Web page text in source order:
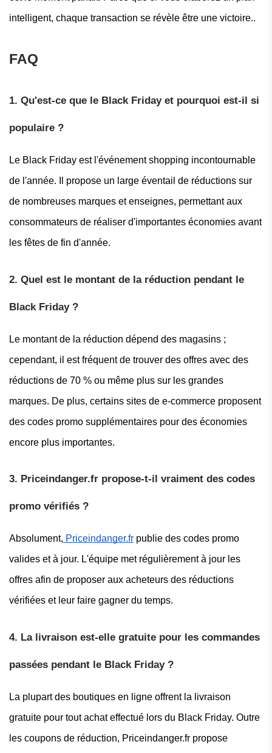
intelligent, chaque transaction se révèle être une victoire..
FAQ
1. Qu'est-ce que le Black Friday et pourquoi est-il si
populaire ?
Le Black Friday est l'événement shopping incontournable
de l'année. Il propose un large éventail de réductions sur
de nombreuses marques et enseignes, permettant aux
consommateurs de réaliser d'importantes économies avant
les fêtes de fin d'année.
2. Quel est le montant de la réduction pendant le
Black Friday ?
Le montant de la réduction dépend des magasins ;
cependant, il est fréquent de trouver des offres avec des
réductions de 70 % ou même plus sur les grandes
marques. De plus, certains sites de e-commerce proposent
des codes promo supplémentaires pour des économies
encore plus importantes.
3. Priceindanger.fr propose-t-il vraiment des codes
promo vérifiés ?
Absolument, Priceindanger.fr publie des codes promo
valides et à jour. L'équipe met régulièrement à jour les
offres afin de proposer aux acheteurs des réductions
vérifiées et leur faire gagner du temps.
4. La livraison est-elle gratuite pour les commandes
passées pendant le Black Friday ?
La plupart des boutiques en ligne offrent la livraison
gratuite pour tout achat effectué lors du Black Friday. Outre
les coupons de réduction, Priceindanger.fr propose